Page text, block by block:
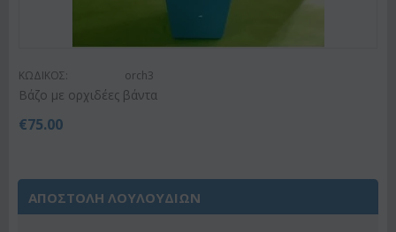
ΚΩΔΙΚΟΣ: orch3
Βάζο με ορχιδέες βάντα
€75.00
ΑΠΟΣΤΟΛΗ ΛΟΥΛΟΥΔΙΩΝ